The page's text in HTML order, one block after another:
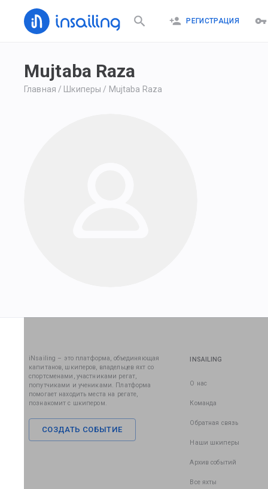
РЕГИСТРАЦИЯ
Mujtaba Raza
Главная / Шкиперы / Mujtaba Raza
iNsailing – это платформа, объединяющая
капитанов, шкиперов, владельцев яхт со
спортсменами, участниками регат,
попутчиками и учениками. Платформа
помогает находить места на регате,
познакомит с шкипером.
СОЗДАТЬ СОБЫТИЕ
INSAILING
О нас
Команда
Обратная связь
Наши шкиперы
Архив событий
Все яхты